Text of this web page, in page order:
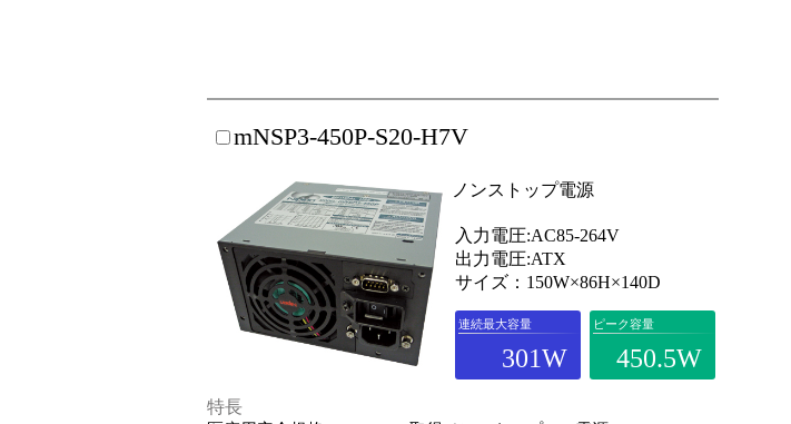
mNSP3-450P-S20-H7V
ノンストップ電源
入力電圧:AC85-264V
出力電圧:ATX
サイズ：150W×86H×140D
連続最大容量
301W
ピーク容量
450.5W
特長